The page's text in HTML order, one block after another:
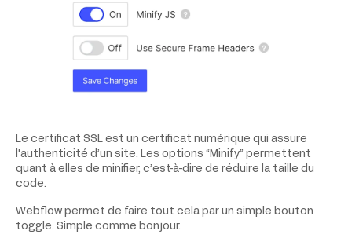
Le certificat SSL est un certificat numérique qui assure
l'authenticité d’un site. Les options “Minify” permettent
quant à elles de minifier, c’est-à-dire de réduire la taille du
code.
Webflow permet de faire tout cela par un simple bouton
toggle. Simple comme bonjour.